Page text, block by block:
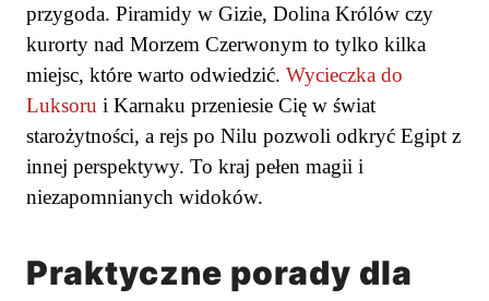
przygoda. Piramidy w Gizie, Dolina Królów czy
kurorty nad Morzem Czerwonym to tylko kilka
miejsc, które warto odwiedzić. Wycieczka do
Luksoru i Karnaku przeniesie Cię w świat
starożytności, a rejs po Nilu pozwoli odkryć Egipt z
innej perspektywy. To kraj pełen magii i
niezapomnianych widoków.
Praktyczne porady dla